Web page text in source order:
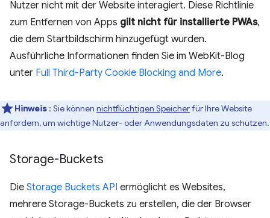
Nutzer nicht mit der Website interagiert. Diese Richtlinie
zum Entfernen von Apps gilt nicht für installierte PWAs,
die dem Startbildschirm hinzugefügt wurden.
Ausführliche Informationen finden Sie im WebKit-Blog
unter Full Third-Party Cookie Blocking and More.
Hinweis : Sie können nichtflüchtigen Speicherfür Ihre Website
anfordern, um wichtige Nutzer- oder Anwendungsdaten zu schützen.
Storage-Buckets
Die Storage Buckets API ermöglicht es Websites,
mehrere Storage-Buckets zu erstellen, die der Browser